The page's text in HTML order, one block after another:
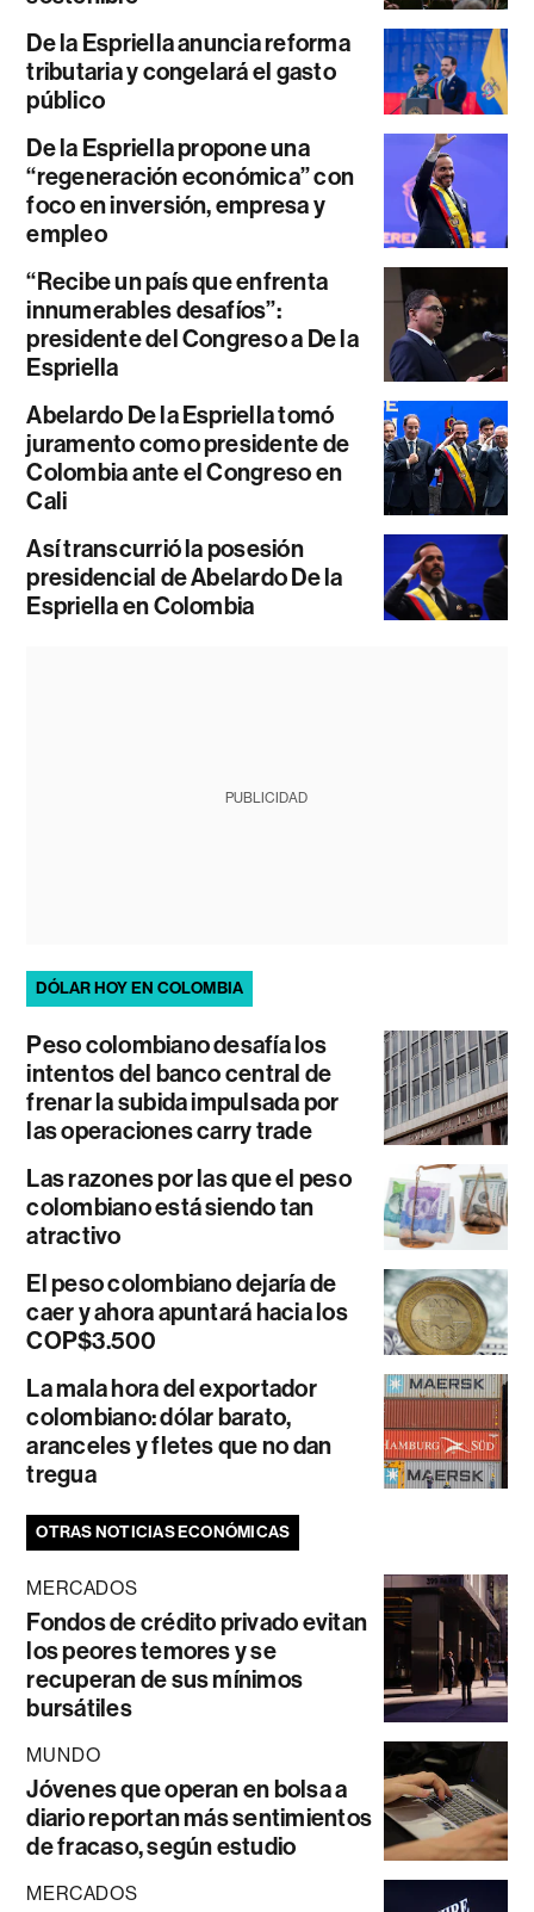
De la Espriella anuncia reforma
tributaria y congelará el gasto
público
De la Espriella propone una
“regeneración económica” con
foco en inversión, empresa y
empleo
“Recibe un país que enfrenta
innumerables desafíos”:
presidente del Congreso a De la
Espriella
Abelardo De la Espriella tomó
juramento como presidente de
Colombia ante el Congreso en
Cali
Así transcurrió la posesión
presidencial de Abelardo De la
Espriella en Colombia
PUBLICIDAD
DÓLAR HOY EN COLOMBIA
Peso colombiano desafía los
intentos del banco central de
frenar la subida impulsada por
las operaciones carry trade
Las razones por las que el peso
colombiano está siendo tan
atractivo
El peso colombiano dejaría de
caer y ahora apuntará hacia los
COP$3.500
La mala hora del exportador
colombiano: dólar barato,
aranceles y fletes que no dan
tregua
OTRAS NOTICIAS ECONÓMICAS
MERCADOS
Fondos de crédito privado evitan
los peores temores y se
recuperan de sus mínimos
bursátiles
MUNDO
Jóvenes que operan en bolsa a
diario reportan más sentimientos
de fracaso, según estudio
MERCADOS